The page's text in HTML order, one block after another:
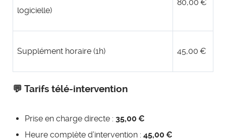
logicielle)
80,00 €
Supplément horaire (1h) 45,00 €
💬 Tarifs télé-intervention
Prise en charge directe : 35,00 €
Heure complète d’intervention : 45,00 €